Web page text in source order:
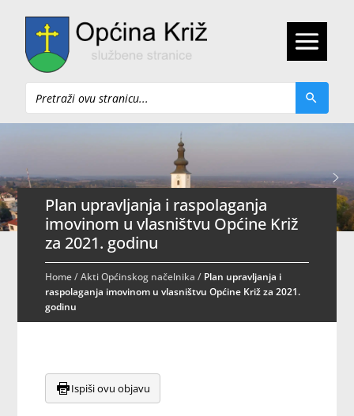
Pretraži
Plan upravljanja i raspolaganja
imovinom u vlasništvu Općine Križ
za 2021. godinu
Home/Akti Općinskog načelnika / Plan upravljanja i
raspolaganja imovinom u vlasništvu Općine Križ za 2021.
godinu
Ispiši ovu objavu